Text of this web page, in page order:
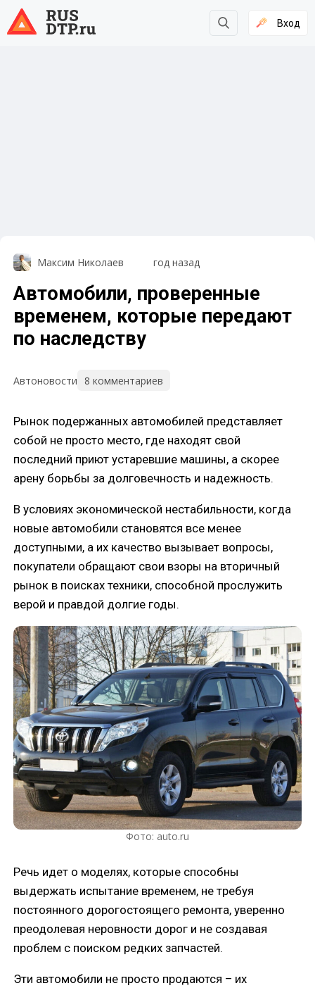
Вход
Максим Николаев год назад
Автомобили, проверенные
временем, которые передают
по наследству
Автоновости 8 комментариев
Рынок подержанных автомобилей представляет
собой не просто место, где находят свой
последний приют устаревшие машины, а скорее
арену борьбы за долговечность и надежность.
В условиях экономической нестабильности, когда
новые автомобили становятся все менее
доступными, а их качество вызывает вопросы,
покупатели обращают свои взоры на вторичный
рынок в поисках техники, способной прослужить
верой и правдой долгие годы.
Фото: auto.ru
Речь идет о моделях, которые способны
выдержать испытание временем, не требуя
постоянного дорогостоящего ремонта, уверенно
преодолевая неровности дорог и не создавая
проблем с поиском редких запчастей.
Эти автомобили не просто продаются – их